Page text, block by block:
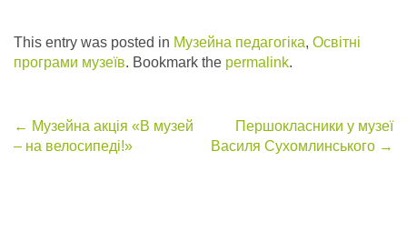
This entry was posted in Музейна педагогіка, Освітні
програми музеїв. Bookmark the permalink.
Post
← Музейна акція «В музей
– на велосипеді!»
Першокласники у музеї
Василя Сухомлинського →